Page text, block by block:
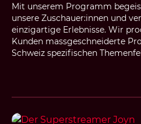
Mit unserem Programm
unsere Zuschauer:innen und
einzigartige Erlebnisse. Wir
Kunden massgeschneiderte
Schweiz spezifischen